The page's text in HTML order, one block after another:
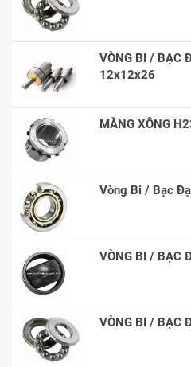
VÒNG BI / BẠC
12x12x26
MĂNG XÔNG
Vòng Bi / Bạc
VÒNG BI / BẠC
VÒNG BI / BẠC